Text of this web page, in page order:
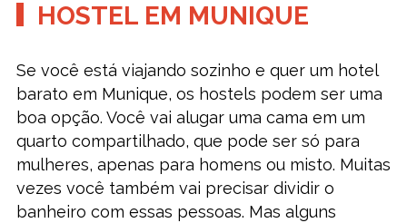
HOSTEL EM MUNIQUE
Se você está viajando sozinho e quer um hotel
barato em Munique, os hostels podem ser uma
boa opção. Você vai alugar uma cama em um
quarto compartilhado, que pode ser só para
mulheres, apenas para homens ou misto. Muitas
vezes você também vai precisar dividir o
banheiro com essas pessoas. Mas alguns